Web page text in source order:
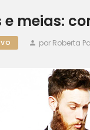
e meias:
por Roberta